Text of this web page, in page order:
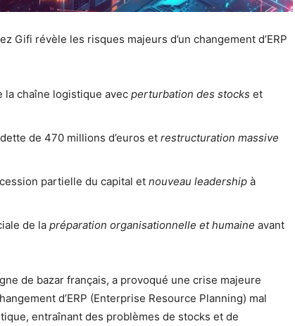
Gifi révèle les risques majeurs d’un changement d’ERP
la chaîne logistique avec perturbation des stocks et
de 470 millions d’euros et restructuration massive
partielle du capital et nouveau leadership à
de la préparation organisationnelle et humaine avant
de bazar français, a provoqué une crise majeure
d’ERP (Enterprise Resource Planning) mal
entraînant des problèmes de stocks et de